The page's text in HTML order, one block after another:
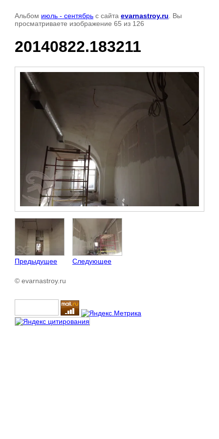
Альбом июль - сентябрь с сайта evarnastroy.ru . Вы
просматриваете изображение 65 из 126
20140822.183211
Предыдущее Следующее
© evarnastroy.ru